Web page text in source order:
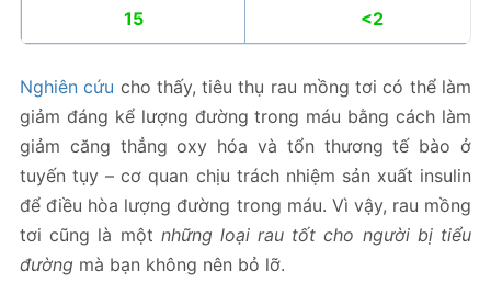
15 <2
Nghiên cứu cho thấy, tiêu thụ rau mồng tơi có thể làm
giảm đáng kể lượng đường trong máu bằng cách làm
giảm căng thẳng oxy hóa và tổn thương tế bào ở
tuyến tụy – cơ quan chịu trách nhiệm sản xuất insulin
để điều hòa lượng đường trong máu. Vì vậy, rau mồng
tơi cũng là một những loại rau tốt cho người bị tiểu
đường mà bạn không nên bỏ lỡ.